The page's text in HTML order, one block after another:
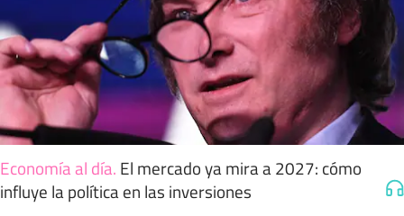
Economía al día. El mercado ya mira a 2027: cómo
influye la política en las inversiones